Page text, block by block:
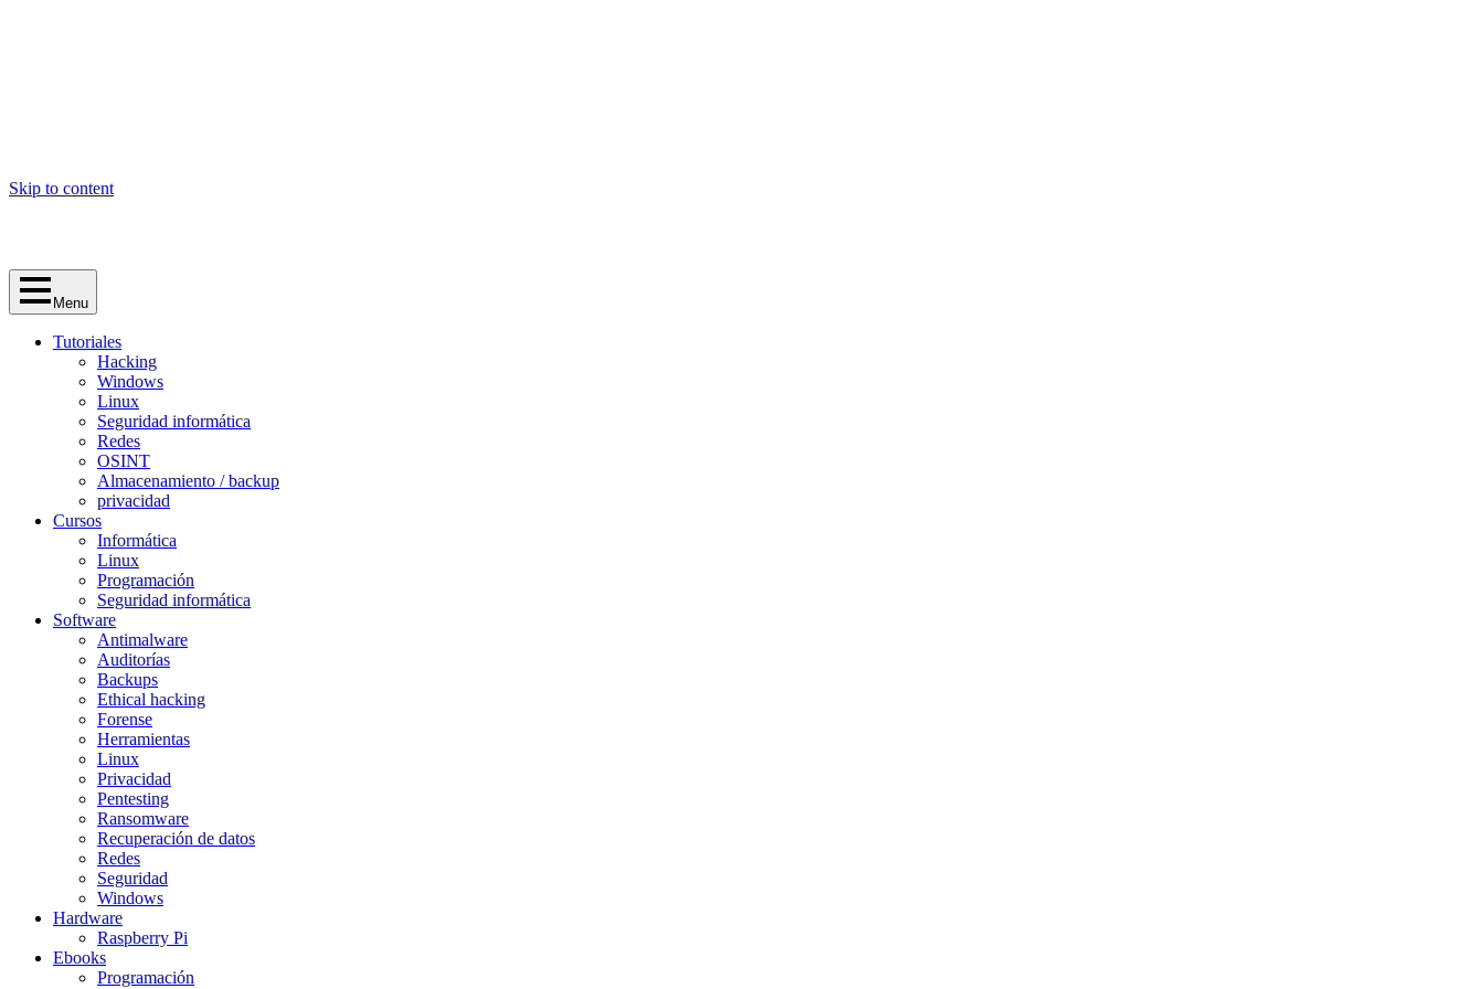
Skip to content
Menu
Tutoriales
Hacking
Windows
Linux
Seguridad informática
Redes
OSINT
Almacenamiento / backup
privacidad
Cursos
Informática
Linux
Programación
Seguridad informática
Software
Antimalware
Auditorías
Backups
Ethical hacking
Forense
Herramientas
Linux
Privacidad
Pentesting
Ransomware
Recuperación de datos
Redes
Seguridad
Windows
Hardware
Raspberry Pi
Ebooks
Programación